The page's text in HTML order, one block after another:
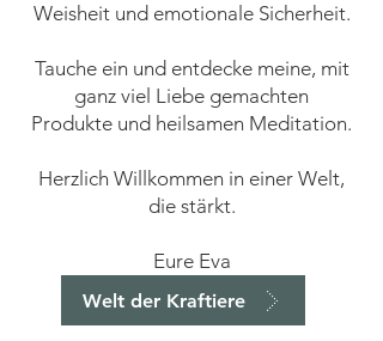
Weisheit und emotionale Sicherheit.
Tauche ein und entdecke meine, mit
ganz viel Liebe gemachten
Produkte und heilsamen Meditation.
Herzlich Willkommen in einer Welt,
die stärkt.
Eure Eva
Welt der Kraftiere